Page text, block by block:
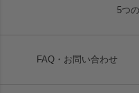
5つ
FAQ・お問い合わせ